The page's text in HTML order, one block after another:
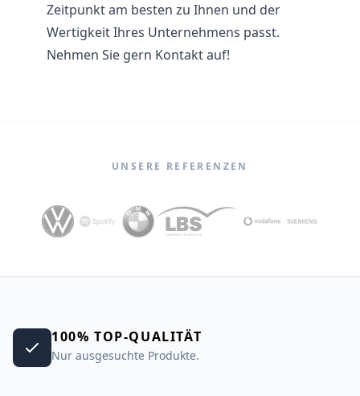
Zeitpunkt am besten zu Ihnen und der
Wertigkeit Ihres Unternehmens passt.
Nehmen Sie gern Kontakt auf!
UNSERE REFERENZEN
100% TOP-QUALITÄT
Nur ausgesuchte Produkte.